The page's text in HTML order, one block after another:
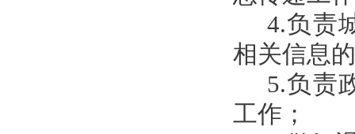
4.负责
相关信息
5.负责
工作；